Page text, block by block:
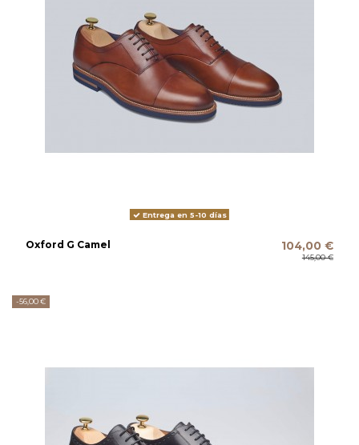
Entrega en 5-10 días
Oxford G Camel 104,00 €
145,00 €
-56,00 €